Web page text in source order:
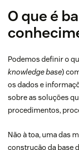
O que é
Podemos definir o
knowledge base)
os dados e
sobre as soluções
procedimentos,
Não à toa, uma das
construção da base